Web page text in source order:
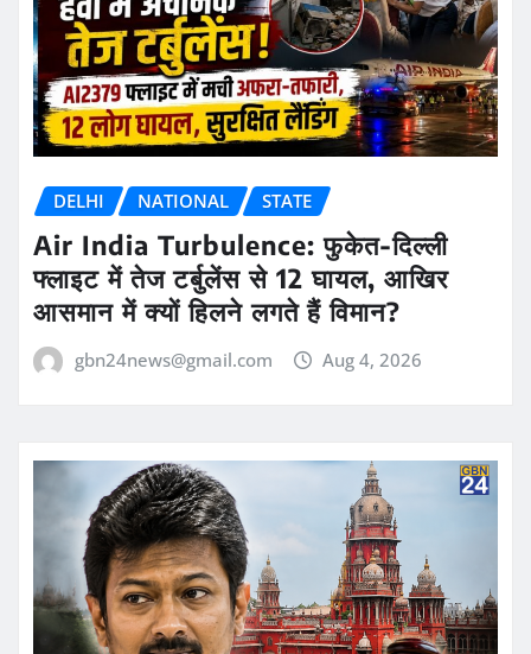
DELHI NATIONAL STATE
Air India Turbulence: फुकेत-दिल्ली
फ्लाइट में तेज टर्बुलेंस से 12 घायल, आखिर
आसमान में क्यों हिलने लगते हैं विमान?
gbn24news@gmail.com Aug 4, 2026